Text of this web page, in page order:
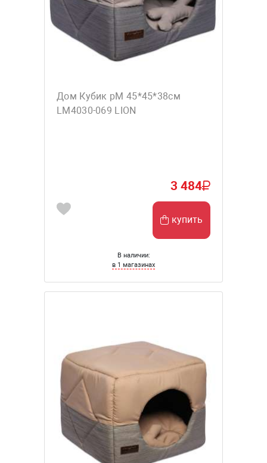
Дом Кубик рM 45*45*38см
LM4030-069 LION
3 484
купить
В наличии:
в 1 магазинах